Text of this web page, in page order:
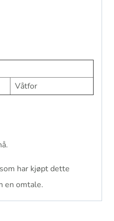
Våtfor
har kjøpt dette
en omtale.